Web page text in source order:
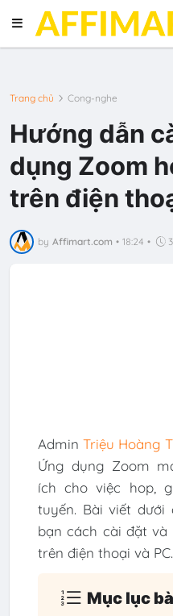
Trang chủ Cong-nghe
Hướng dẫn
dụng Zoom
trên điện
by Affimart.com • 18:24 •
Admin Triệu Hoàng
Ứng dụng Zoom
ích cho việc hop,
tuyến. Bài viết dưới
bạn cách cài đặt
trên điện thoại và PC.
Mục lục